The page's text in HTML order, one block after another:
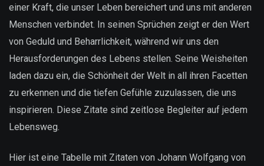
einer Kraft, die unser Leben bereichert und uns mit anderen
Menschen verbindet. In seinen Sprüchen zeigt er den Wert
von Geduld und Beharrlichkeit, während wir uns den
Herausforderungen des Lebens stellen. Seine Weisheiten
laden dazu ein, die Schönheit der Welt in all ihren Facetten
zu erkennen und die tiefen Gefühle zuzulassen, die uns
inspirieren. Diese Zitate sind zeitlose Begleiter auf jedem
Lebensweg.
Hier ist eine Tabelle mit Zitaten von Johann Wolfgang von